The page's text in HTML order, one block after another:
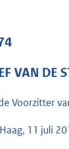
VAN DE
Voorzitter
11 juli